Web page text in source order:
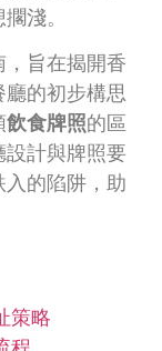
淺。
旨在揭開香
的初步構思
飲食牌照的區
設計與牌照要
的陷阱，助
策略